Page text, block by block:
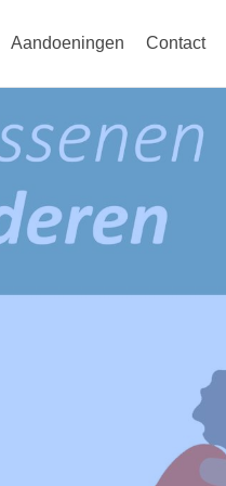
Aandoeningen Contact